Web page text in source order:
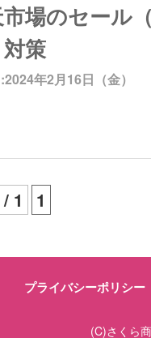
場のセール
策
年2月16日（金）
1 1
プライバシーポリシー
(C)さくら